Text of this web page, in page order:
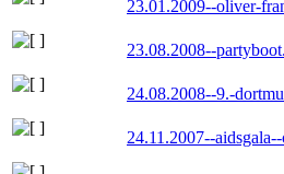
23.01.2009--oliver-
23.08.2008--
24.08.2008--9.-
24.11.2007--